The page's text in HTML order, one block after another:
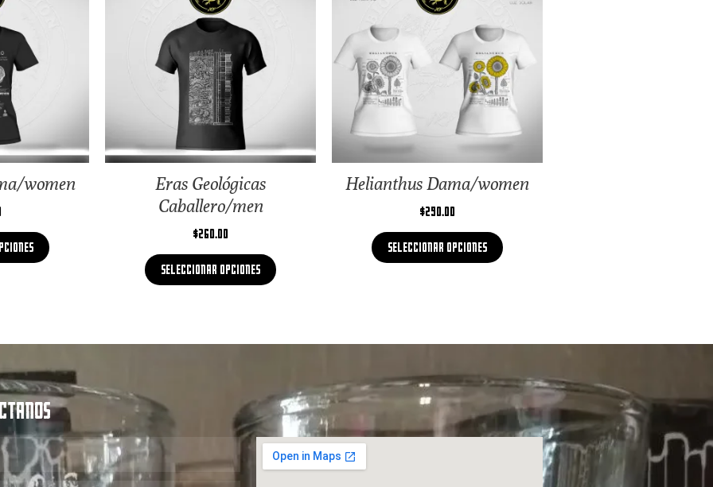
women
Eras Geológicas
Caballero/men
$260.00
Seleccionar opciones
Helianthus Dama/women
$290.00
Seleccionar opciones